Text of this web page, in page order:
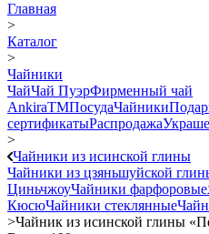
Главная
>
Каталог
>
Чайники
ЧайЧай ПуэрФирменный чай
AnkiraTMПосудаЧайники
сертификатыРаспродажа
>
Чайники из исинской глины
Чайники из цзяньшуйской
ЦиньчжоуЧайники фарфоровые
КюсюЧайники стеклянные
>Чайник из исинской глины